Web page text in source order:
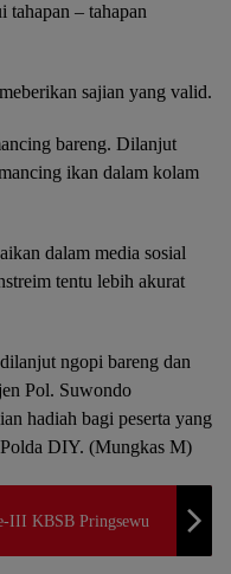
tahapan – tahapan
sajian yang valid.
bareng. Dilanjut
ikan dalam kolam
dalam media sosial
tentu lebih akurat
ngopi bareng dan
Pol. Suwondo
hadiah bagi peserta yang
DIY. (Mungkas M)
III KBSB Pringsewu